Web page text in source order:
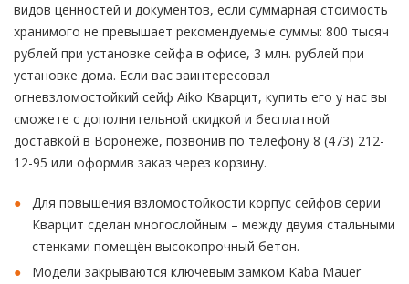
видов ценностей и документов, если суммарная стоимость
хранимого не превышает рекомендуемые суммы: 800 тысяч
рублей при установке сейфа в офисе, 3 млн. рублей при
установке дома. Если вас заинтересовал
огневзломостойкий сейф Aiko Кварцит, купить его у нас вы
сможете с дополнительной скидкой и бесплатной
доставкой в Воронеже, позвонив по телефону 8 (473) 212-
12-95 или оформив заказ через корзину.
Для повышения взломостойкости корпус сейфов серии
Кварцит сделан многослойным – между двумя стальными
стенками помещён высокопрочный бетон.
Модели закрываются ключевым замком Kaba Mauer